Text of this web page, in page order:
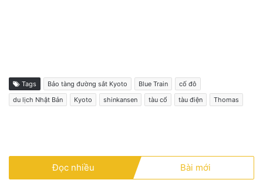
Tags Bảo tàng đường sắt Kyoto Blue Train
cố đô
du lịch Nhật Bản
Kyoto shinkansen tàu cổ tàu điện Thomas
Đọc nhiều Bài mới